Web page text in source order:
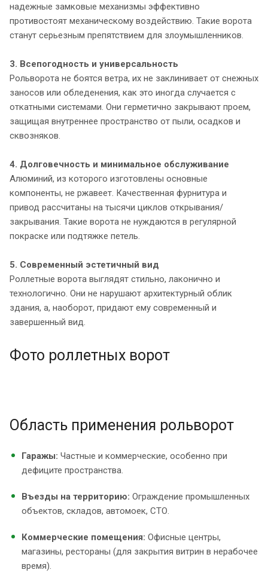
надежные замковые механизмы эффективно
противостоят механическому воздействию. Такие ворота
станут серьезным препятствием для злоумышленников.
3. Всепогодность и универсальность
Рольворота не боятся ветра, их не заклинивает от снежных
заносов или обледенения, как это иногда случается с
откатными системами. Они герметично закрывают проем,
защищая внутреннее пространство от пыли, осадков и
сквозняков.
4. Долговечность и минимальное обслуживание
Алюминий, из которого изготовлены основные
компоненты, не ржавеет. Качественная фурнитура и
привод рассчитаны на тысячи циклов открывания/
закрывания. Такие ворота не нуждаются в регулярной
покраске или подтяжке петель.
5. Современный эстетичный вид
Роллетные ворота выглядят стильно, лаконично и
технологично. Они не нарушают архитектурный облик
здания, а, наоборот, придают ему современный и
завершенный вид.
Фото роллетных ворот
Область применения рольворот
Гаражы: Частные и коммерческие, особенно при
дефиците пространства.
Въезды на территорию: Ограждение промышленных
объектов, складов, автомоек, СТО.
Коммерческие помещения: Офисные центры,
магазины, рестораны (для закрытия витрин в нерабочее
время).